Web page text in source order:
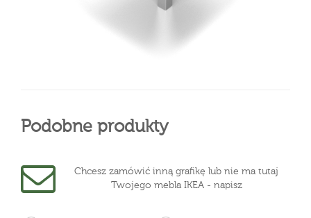
Podobne produkty
Chcesz zamówić inną grafikę lub nie ma tutaj
Twojego mebla IKEA - napisz